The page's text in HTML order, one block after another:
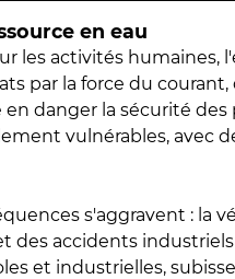
en eau
les activités humaines,
par la force du
danger la sécurité des
vulnérables, avec
s'aggravent : la
des accidents
et industrielles,